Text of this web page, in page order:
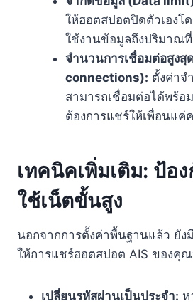
ให้ฮอตสปอตปิดตัวเองโ
ใช้งานข้อมูลถึงปริมาณ
จำนวนการเชื่อมต่อสูง
connections): ตั้งค่า
สามารถเชื่อมต่อได้พร้
ต้องการแชร์ให้เพื่อนแค่
เทคนิคเพิ่มเติม: ป้อ
ใช้เน็ตขั้นสูง
นอกจากการตั้งค่าพื้นฐานแล้ว ยัง
ให้การแชร์ฮอตสปอต AIS ของคุ
เปลี่ยนรหัสผ่านเป็นประจำ: